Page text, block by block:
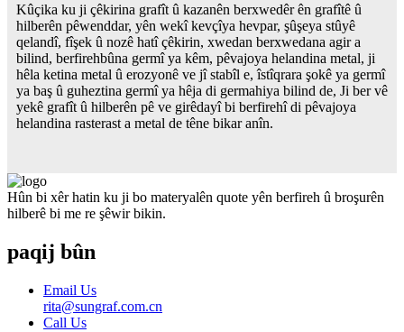
Kûçika ku ji çêkirina grafît û kazanên berxwedêr ên grafîtê û
hilberên pêwenddar, yên wekî kevçîya hevpar, şûşeya stûyê
qelandî, fîşek û nozê hatî çêkirin, xwedan berxwedana agir a
bilind, berfirehbûna germî ya kêm, pêvajoya helandina metal, ji
hêla ketina metal û erozyonê ve jî stabîl e, îstîqrara şokê ya germî
ya baş û guheztina germî ya hêja di germahiya bilind de, Ji ber vê
yekê grafît û hilberên pê ve girêdayî bi berfirehî di pêvajoya
helandina rasterast a metal de têne bikar anîn.
Hûn bi xêr hatin ku ji bo materyalên quote yên berfireh û broşurên
hilberê bi me re şêwir bikin.
paqij bûn
Email Us
rita@sungraf.com.cn
Call Us